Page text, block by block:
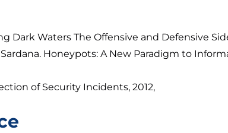
Dark Waters The Offensive and Defensive
Sardana. Honeypots: A New Paradigm to
of Security Incidents, 2012,